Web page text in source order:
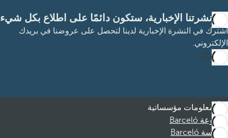
مع نشرتنا الإخبارية، ستكون دائمًا على اطلاع بكل شيء
اشترك في النشرة الإخبارية لدينا لتحصل على عروضنا في بريدك
الإلكتروني.
الاشتراك
معلومات مؤسساتية
مجموعة Barceló
مؤسسة Barceló